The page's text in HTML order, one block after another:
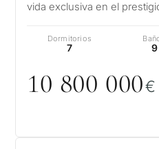
vida exclusiva en el
Dormitorios
7 9
10 800 000€